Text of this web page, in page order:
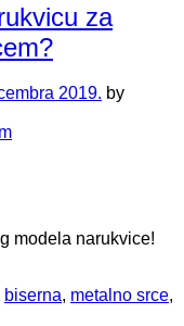
za
2019. by
modela narukvice!
biserna, metalno srce,